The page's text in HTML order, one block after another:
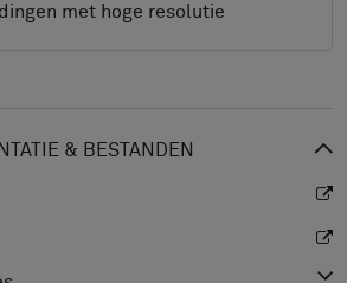
met hoge resolutie
& BESTANDEN